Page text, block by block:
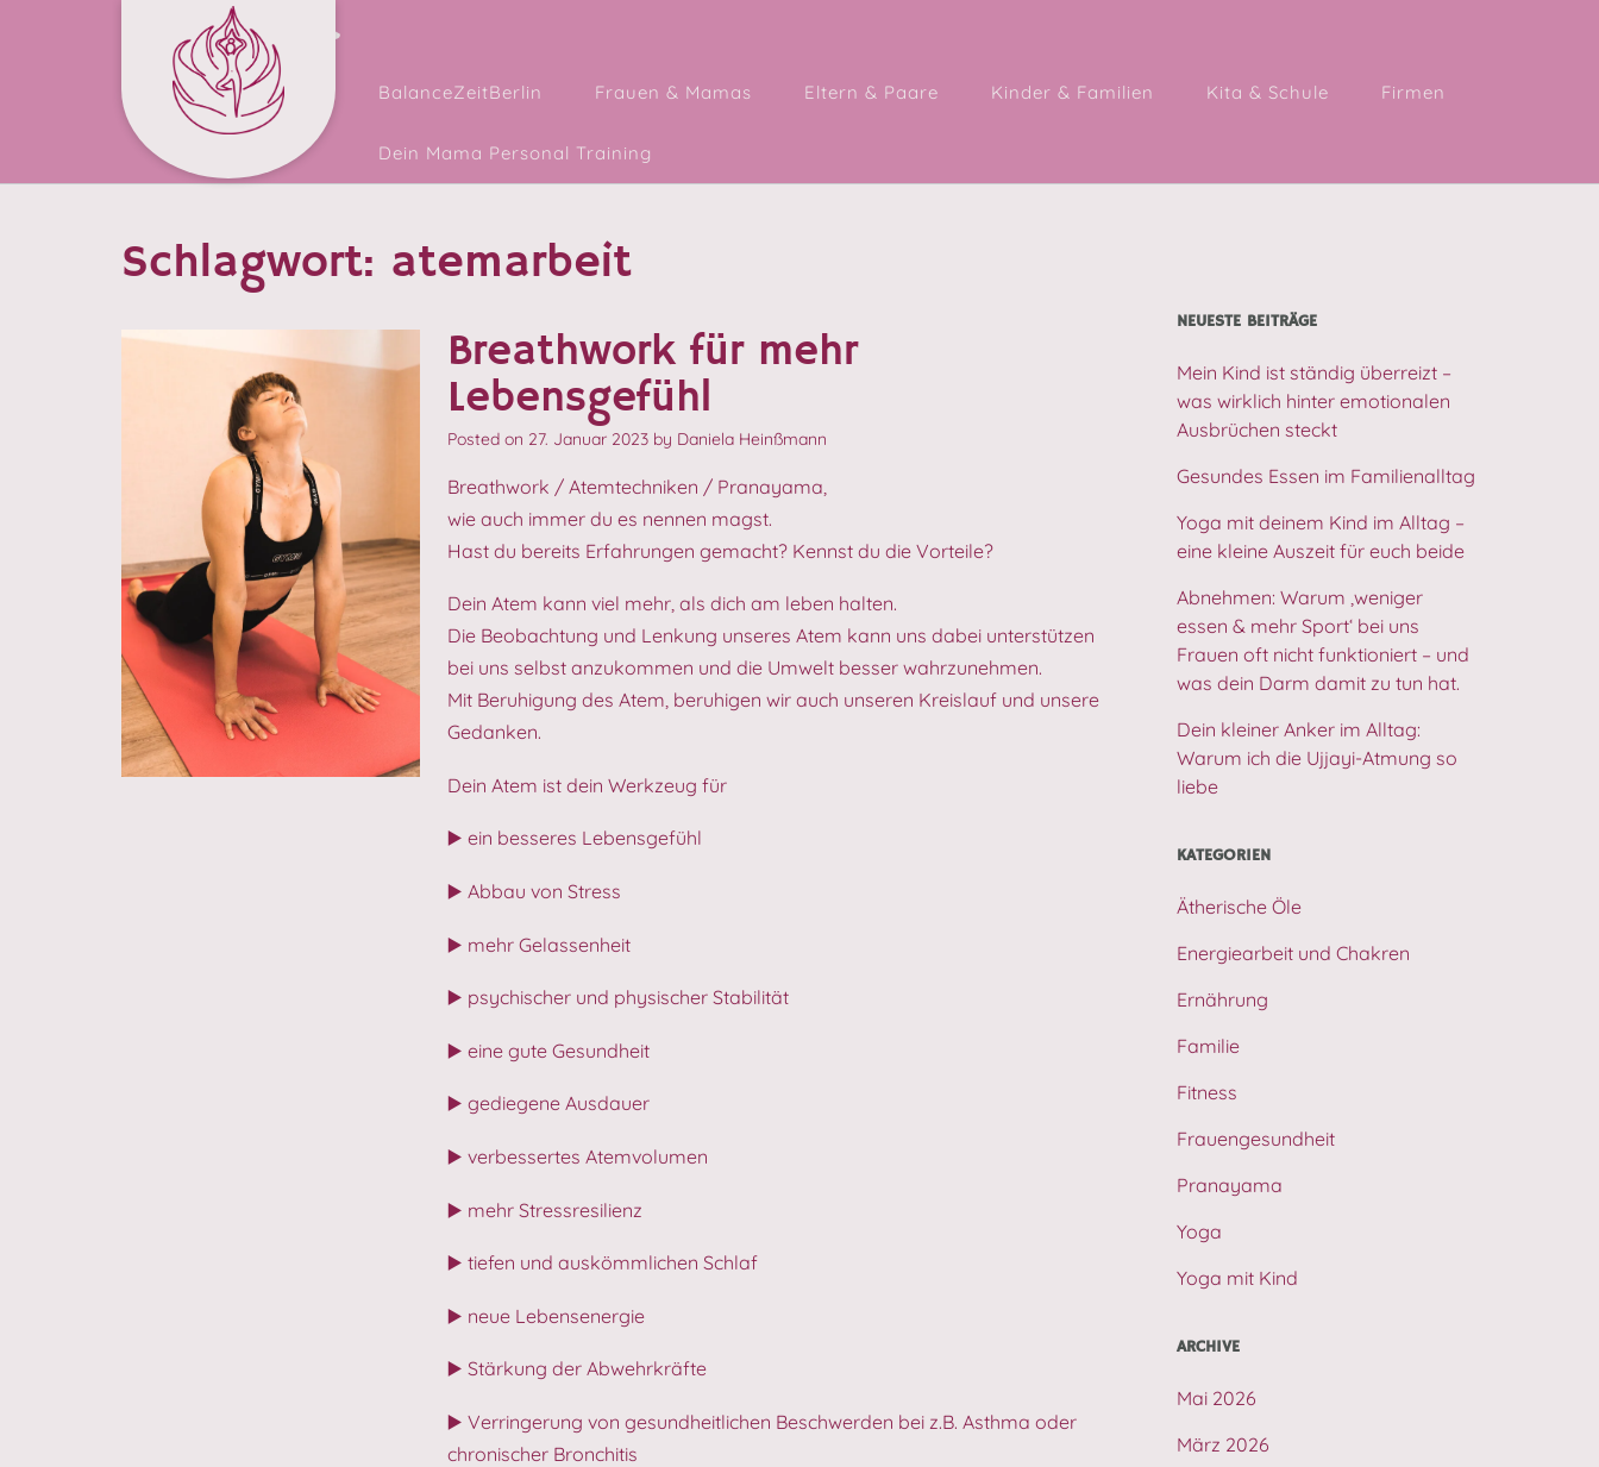
Facebook
Instagram
BalanceZeitBerlin Frauen & Mamas Eltern & Paare Kinder & Familien Kita & Schule Firmen
Dein Mama Personal Training
Schlagwort: atemarbeit
Breathwork für mehr
Lebensgefühl
Posted on 27. Januar 2023by Daniela Heinßmann
Breathwork / Atemtechniken / Pranayama,
wie auch immer du es nennen magst.
Hast du bereits Erfahrungen gemacht? Kennst du die Vorteile?
Dein Atem kann viel mehr, als dich am leben halten.
Die Beobachtung und Lenkung unseres Atem kann uns dabei unterstützen
bei uns selbst anzukommen und die Umwelt besser wahrzunehmen.
Mit Beruhigung des Atem, beruhigen wir auch unseren Kreislauf und unsere
Gedanken.
Dein Atem ist dein Werkzeug für
▶️ ein besseres Lebensgefühl
▶️ Abbau von Stress
▶️ mehr Gelassenheit
▶️ psychischer und physischer Stabilität
▶️ eine gute Gesundheit
▶️ gediegene Ausdauer
▶️ verbessertes Atemvolumen
▶️ mehr Stressresilienz
▶️ tiefen und auskömmlichen Schlaf
▶️ neue Lebensenergie
▶️ Stärkung der Abwehrkräfte
▶️ Verringerung von gesundheitlichen Beschwerden bei z.B. Asthma oder
chronischer Bronchitis
NEUESTE BEITRÄGE
Mein Kind ist ständig überreizt –
was wirklich hinter emotionalen
Ausbrüchen steckt
Gesundes Essen im Familienalltag
Yoga mit deinem Kind im Alltag –
eine kleine Auszeit für euch beide
Abnehmen: Warum ‚weniger
essen & mehr Sport‘ bei uns
Frauen oft nicht funktioniert – und
was dein Darm damit zu tun hat.
Dein kleiner Anker im Alltag:
Warum ich die Ujjayi-Atmung so
liebe
KATEGORIEN
Ätherische Öle
Energiearbeit und Chakren
Ernährung
Familie
Fitness
Frauengesundheit
Pranayama
Yoga
Yoga mit Kind
ARCHIVE
Mai 2026
März 2026